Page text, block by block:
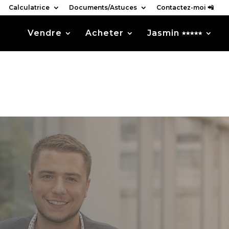
Calculatrice Documents/Astuces Contactez-moi 📲
Vendre Acheter Jasmin ⭑⭑⭑⭑⭑